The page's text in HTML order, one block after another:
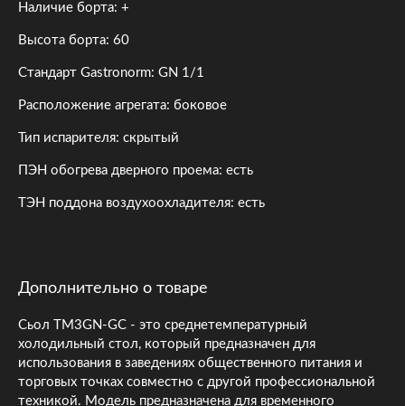
Наличие борта: +
Высота борта: 60
Стандарт Gastronorm: GN 1/1
Расположение агрегата: боковое
Тип испарителя: скрытый
ПЭН обогрева дверного проема: есть
ТЭН поддона воздухоохладителя: есть
Дополнительно о товаре
Сьол TM3GN-GC - это среднетемпературный
холодильный стол, который предназначен для
использования в заведениях общественного питания и
торговых точках совместно с другой профессиональной
техникой. Модель предназначена для временного